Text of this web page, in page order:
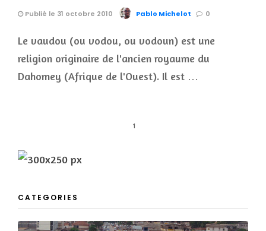
Publié le 31 octobre 2010 Pablo Michelot 0
Le vaudou (ou vodou, ou vodoun) est une
religion originaire de l'ancien royaume du
Dahomey (Afrique de l'Ouest). Il est …
1
CATEGORIES